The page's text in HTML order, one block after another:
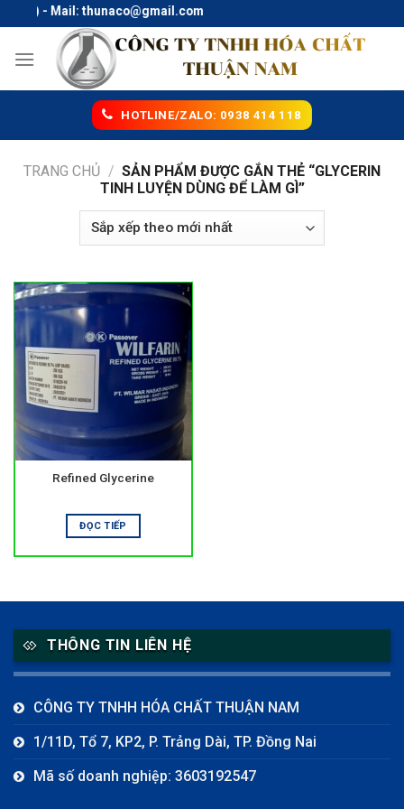
to
content
- Mail: thunaco@gmail.com
HOTLINE/ZALO: 0938 414 118
TRANG CHỦ / SẢN PHẨM ĐƯỢC GẮN THẺ “GLYCERIN
TINH LUYỆN DÙNG ĐỂ LÀM GÌ”
Refined Glycerine
ĐỌC TIẾP
THÔNG TIN LIÊN HỆ
CÔNG TY TNHH HÓA CHẤT THUẬN NAM
1/11D, Tổ 7, KP2, P. Trảng Dài, TP. Đồng Nai
Mã số doanh nghiệp: 3603192547